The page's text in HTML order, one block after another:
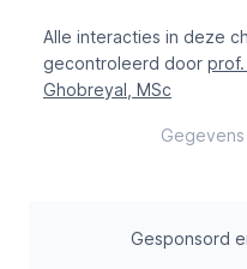
Alle interacties in deze
gecontroleerd door prof.
Ghobreyal, MSc
Gesponsord